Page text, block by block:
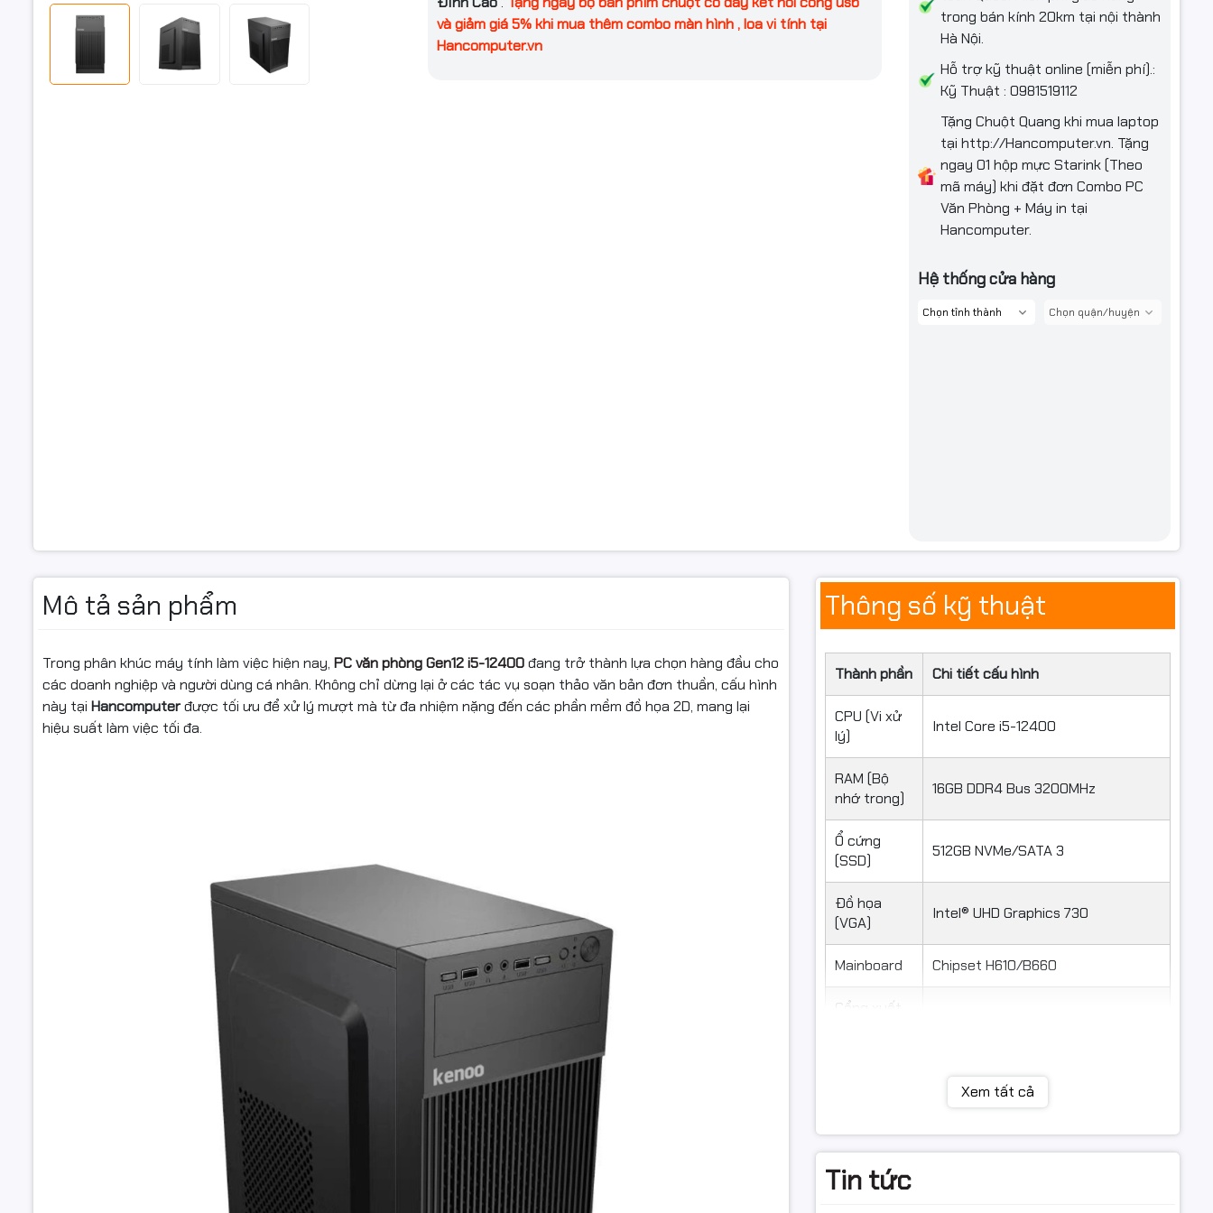
và giảm giá 5% khi mua thêm combo màn hình , loa vi tính tại
Hancomputer.vn
trong bán kính 20km tại nội thành
Hà Nội.
Hỗ trợ kỹ thuật online (miễn phí).:
Kỹ Thuật : 0981519112
Tặng Chuột Quang khi mua laptop
tại http://Hancomputer.vn. Tặng
ngay 01 hộp mực Starink (Theo
mã máy) khi đặt đơn Combo PC
Văn Phòng + Máy in tại
Hancomputer.
Hệ thống cửa hàng
Mô tả sản phẩm
Trong phân khúc máy tính làm việc hiện nay, PC văn phòng Gen12 i5-12400đang trở thành lựa chọn hàng đầu cho
các doanh nghiệp và người dùng cá nhân. Không chỉ dừng lại ở các tác vụ soạn thảo văn bản đơn thuần, cấu hình
này tại Hancomputerđược tối ưu để xử lý mượt mà từ đa nhiệm nặng đến các phần mềm đồ họa 2D, mang lại
hiệu suất làm việc tối đa.
Thông số kỹ thuật
Thành phần Chi tiết cấu hình
CPU (Vi xử
lý)
Intel Core i5-12400
RAM (Bộ
nhớ trong)
16GB DDR4 Bus 3200MHz
Ổ cứng
(SSD)
512GB NVMe/SATA 3
Đồ họa
(VGA)
Intel® UHD Graphics 730
Mainboard Chipset H610/B660
Cổng xuất
04 x USB 3.2 , 02 x USB 2.0
Kết nối
mạng
1x Cổng LAN RJ45 Gigabit
Âm thanh
Xem tất cả
Tin tức
1x Cổng LAN RJ45 Gigabit